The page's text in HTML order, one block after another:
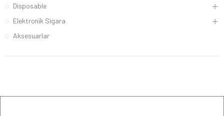
Disposable
Elektronik Sigara
Aksesuarlar